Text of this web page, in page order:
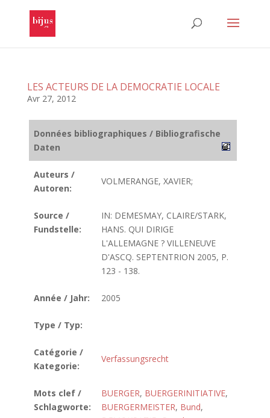
LES ACTEURS DE LA DEMOCRATIE LOCALE
Avr 27, 2012
Données bibliographiques / Bibliografische
Daten
Auteurs /
Autoren:
VOLMERANGE, XAVIER;
Source /
Fundstelle:
IN: DEMESMAY, CLAIRE/STARK,
HANS. QUI DIRIGE
L'ALLEMAGNE ? VILLENEUVE
D'ASCQ. SEPTENTRION 2005, P.
123 - 138.
Année / Jahr: 2005
Type / Typ:
Catégorie /
Kategorie:
Verfassungsrecht
Mots clef /
Schlagworte:
BUERGER, BUERGERINITIATIVE,
BUERGERMEISTER, Bund,